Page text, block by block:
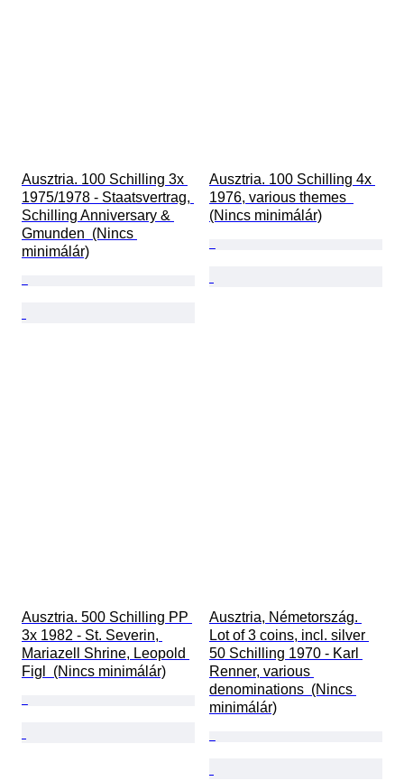
Ausztria. 100 Schilling 3x
1975/1978 - Staatsvertrag,
Schilling Anniversary &
Gmunden  (Nincs
minimálár)
Ausztria. 100 Schilling 4x
1976, various themes
(Nincs minimálár)
Ausztria. 500 Schilling PP
3x 1982 - St. Severin,
Mariazell Shrine, Leopold
Figl  (Nincs minimálár)
Ausztria, Németország.
Lot of 3 coins, incl. silver
50 Schilling 1970 - Karl
Renner, various
denominations  (Nincs
minimálár)